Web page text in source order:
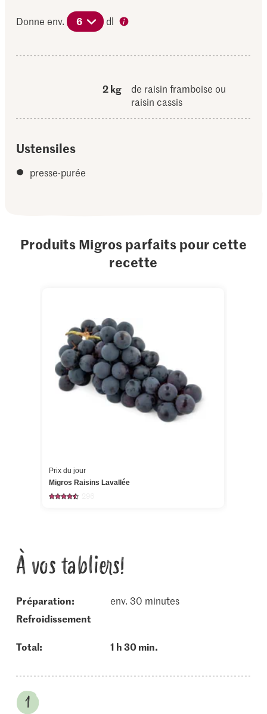
Donne env. 6 dl
2 kg
de raisin framboise ou
raisin cassis
Ustensiles
presse-purée
Produits Migros parfaits pour cette
recette
Prix du jour
Migros Raisins Lavallée
À vos tabliers!
Préparation:
env. 30 minutes
refroidissement
Total: 1 h 30 min.